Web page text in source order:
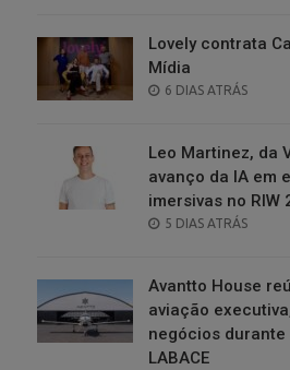
Lovely contrata
Mídia
POSTED
6 DIAS ATRÁS
Leo Martinez, da
avanço da IA em
imersivas no RIW
POSTED
5 DIAS ATRÁS
Avantto House
aviação
negócios durante
LABACE